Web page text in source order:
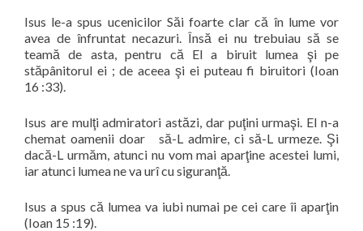
Isus le-a spus ucenicilor Săi foarte clar că în lume vor
avea de înfruntat necazuri. Însă ei nu trebuiau să se
teamă de asta, pentru că El a biruit lumea şi pe
stăpânitorul ei ; de aceea şi ei puteau fi biruitori (Ioan
16 :33).
Isus are mulţi admiratori astăzi, dar puţini urmaşi. El n-a
chemat oamenii doar să-L admire, ci să-L urmeze. Şi
dacă-L urmăm, atunci nu vom mai aparţine acestei lumi,
iar atunci lumea ne va urî cu siguranţă.
Isus a spus că lumea va iubi numai pe cei care îi aparţin
(Ioan 15 :19).